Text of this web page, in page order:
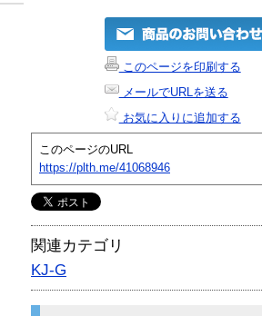
このページを印刷する
メールでURLを送る
お気に入りに追加する
このページのURL
https://plth.me/41068946
関連カテゴリ
KJ-G